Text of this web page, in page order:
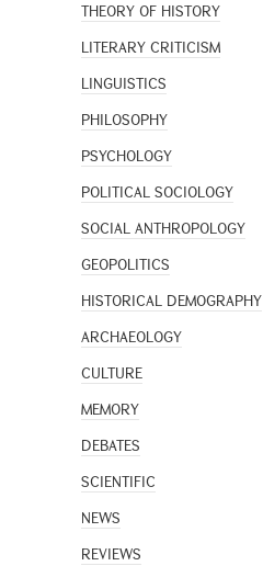
THEORY OF HISTORY
LITERARY CRITICISM
LINGUISTICS
PHILOSOPHY
PSYCHOLOGY
POLITICAL SOCIOLOGY
SOCIAL ANTHROPOLOGY
GEOPOLITICS
HISTORICAL DEMOGRAPHY
ARCHAEOLOGY
CULTURE
MEMORY
DEBATES
SCIENTIFIC
NEWS
REVIEWS